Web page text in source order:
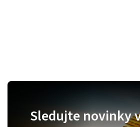
Sledujte novinky